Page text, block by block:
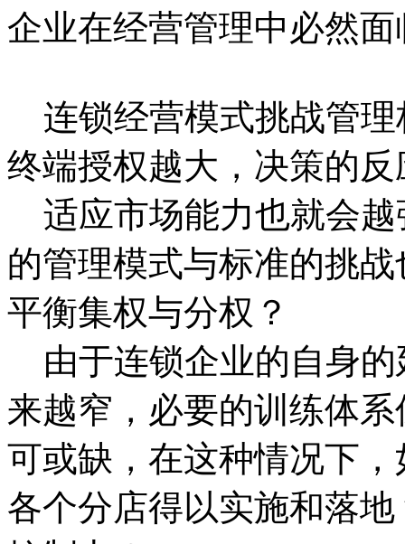
企业在经营管理中必然
连锁经营模式挑战管理
终端授权越大，决策的
适应市场能力也就会越
的管理模式与标准的挑
平衡集权与分权？
由于连锁企业的自身的
来越窄，必要的训练体
可或缺，在这种情况下
各个分店得以实施和落